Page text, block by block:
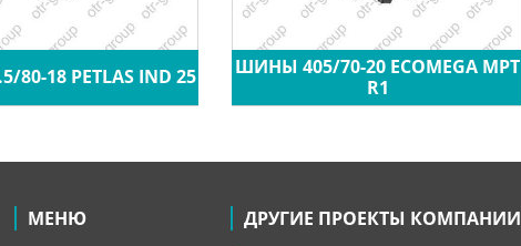
18 PETLAS IND 25
ШИНЫ 405/70-20 ECOMEGA MPT
R1
МЕНЮ ДРУГИЕ ПРОЕКТЫ КОМПАНИИ